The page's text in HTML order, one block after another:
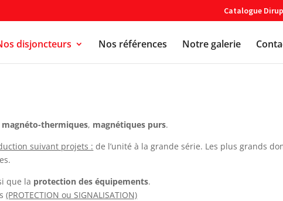
Catalogue
disjoncteurs Nos références Notre galerie
magnéto-thermiques, magnétiques purs.
suivant projets : de l’unité à la grande série. Les plus grands
que la protection des équipements.
(PROTECTION ou SIGNALISATION)